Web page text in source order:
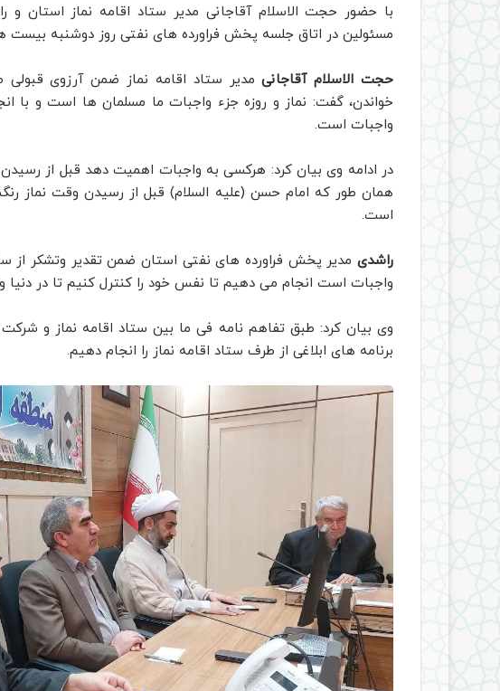
با حضور حجت الاسلام آقاجانی مدیر ستاد اقامه نماز استان
مسئولین در اتاق جلسه پخش فراورده های نفتی روز دوشنبه بیست
حجت الاسلام آقاجانیمدیر ستاد اقامه نماز ضمن آرزوی قبولی
خواندن، گفت: نماز و روزه جزء واجبات ما مسلمان ها است و با
واجبات است.
در ادامه وی بیان کرد: هرکسی به واجبات اهمیت دهد قبل از
همان طور که امام حسن (علیه السلام) قبل از رسیدن وقت نماز
است.
راشدی مدیر پخش فراورده های نفتی استان ضمن تقدیر وتشکر از
واجبات است انجام می دهیم تا نفس خود را کنترل کنیم تا در
وی بیان کرد: طبق تفاهم نامه فی ما بین ستاد اقامه نماز و
برنامه های ابلاغی از طرف ستاد اقامه نماز را انجام دهیم.